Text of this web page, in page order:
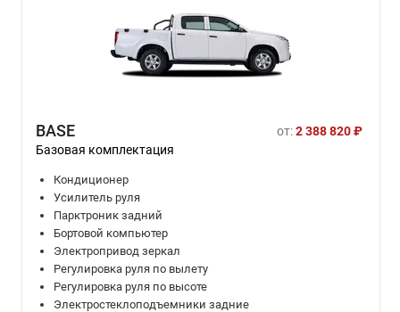
BASE от:2 388 820 ₽
Базовая комплектация
Кондиционер
Усилитель руля
Парктроник задний
Бортовой компьютер
Электропривод зеркал
Регулировка руля по вылету
Регулировка руля по высоте
Электростеклоподъемники задние